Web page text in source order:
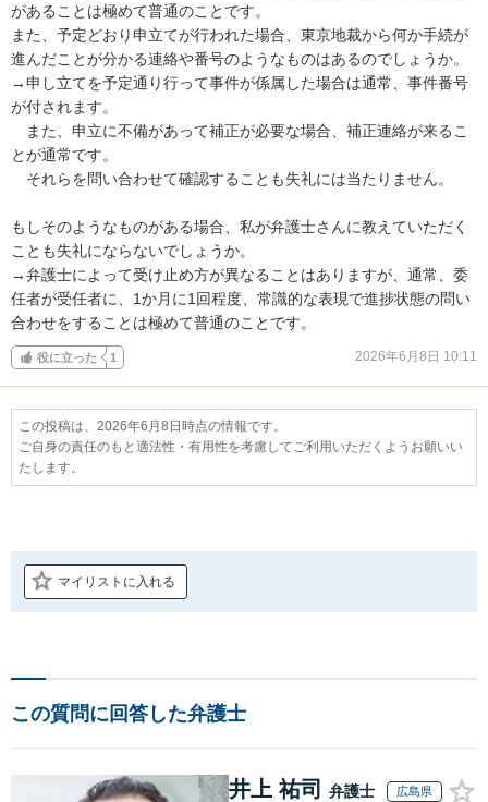
があることは極めて普通のことです。
また、予定どおり申立てが行われた場合、東京地裁から何か手続が
進んだことが分かる連絡や番号のようなものはあるのでしょうか。
→申し立てを予定通り行って事件が係属した場合は通常、事件番号
が付されます。
また、申立に不備があって補正が必要な場合、補正連絡が来るこ
とが通常です。
それらを問い合わせて確認することも失礼には当たりません。
もしそのようなものがある場合、私が弁護士さんに教えていただく
ことも失礼にならないでしょうか。
→弁護士によって受け止め方が異なることはありますが、通常、委
任者が受任者に、1か月に1回程度、常識的な表現で進捗状態の問い
合わせをすることは極めて普通のことです。
役に立った 1 2026年6月8日 10:11
この投稿は、2026年6月8日時点の情報です。
ご自身の責任のもと適法性・有用性を考慮してご利用いただくようお願いい
たします。
マイリストに入れる
この質問に回答した弁護士
井上 祐司 弁護士 広島県